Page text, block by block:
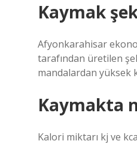
Kaymak
Afyonkarahisar
tarafından üretilen
mandalardan yüksek
Kaymakta
Kalori miktarı kj ve